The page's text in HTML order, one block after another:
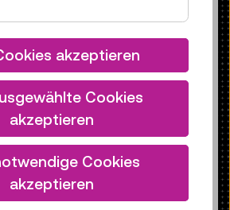
Nach sorgfältiger
sie sich
die erdigen Rückstände
rotbraune
nicht vollständig zu
gelten als authentische
und Lagerung –
ein Stück
Nur an einer kleinen
Korrosion war ein
akzeptieren
Cookies
akzeptieren
Cookies
akzeptieren